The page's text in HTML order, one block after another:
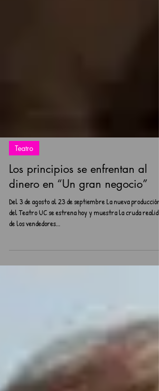
Teatro
Los principios se enfrentan al
dinero en “Un gran negocio”
Del 3 de agosto al 23 de septiembre La nueva producción
de los vendedores...